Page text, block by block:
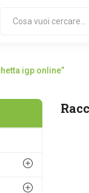
igp online”